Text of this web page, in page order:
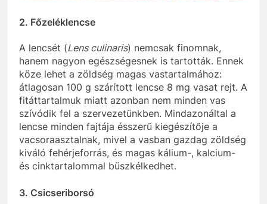
2. Főzeléklencse
A lencsét (Lens culinaris) nemcsak finomnak,
hanem nagyon egészségesnek is tartották. Ennek
köze lehet a zöldség magas vastartalmához:
átlagosan 100 g szárított lencse 8 mg vasat rejt. A
fitáttartalmuk miatt azonban nem minden vas
szívódik fel a szervezetünkben. Mindazonáltal a
lencse minden fajtája ésszerű kiegészítője a
vacsoraasztalnak, mivel a vasban gazdag zöldség
kiváló fehérjeforrás, és magas kálium-, kalcium-
és cinktartalommal büszkélkedhet.
3. Csicseriborsó